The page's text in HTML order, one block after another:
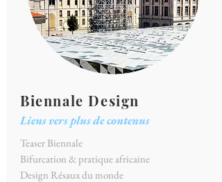
Biennale Design
Liens vers plus de contenus
Teaser Biennale
Bifurcation & pratique africaine
Design Résaux du monde